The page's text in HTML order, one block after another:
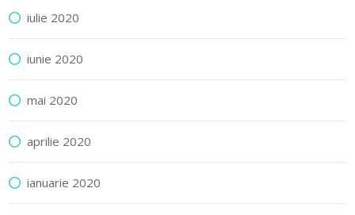
iulie 2020
iunie 2020
mai 2020
aprilie 2020
ianuarie 2020